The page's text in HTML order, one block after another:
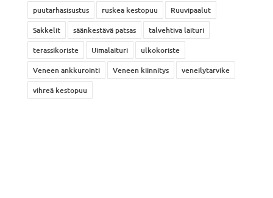
puutarhasisustus
ruskea kestopuu
Ruuvipaalut
Sakkelit
säänkestävä patsas
talvehtiva laituri
terassikoriste
Uimalaituri
ulkokoriste
Veneen ankkurointi
Veneen kiinnitys
veneilytarvike
vihreä kestopuu